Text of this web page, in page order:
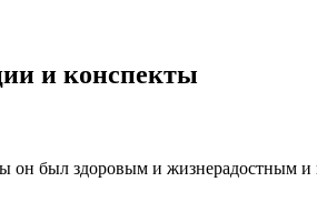
и конспекты
он был здоровым и жизнерадостным и